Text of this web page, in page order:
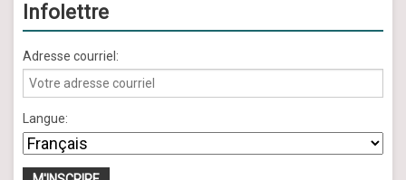
Infolettre
Adresse courriel:
Langue: